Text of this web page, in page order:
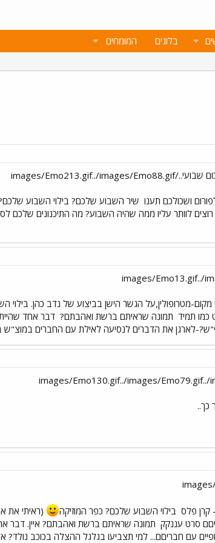
בלוגים המומחים
ושכולכם תענו שיר השבוע שלכם? בילוי השבוע
לוותר עליו ממה שהיה השבוע? מה התיכנונים שלכם
מקום-מטרופולין,על הגשר הישן בביצוע של נדב כהן.
כמו תמיד תמונה שראיתם ברשת ואהבתם? דבר אחד
לארגן את הדברים לנסיעה לאילת עם החברים במוצ"ש
כך..
קרן פלס בילוי השבוע שלכם? כפר המוזיקה
(ראיתי את
סרט עננקק תמונה שראיתם ברשת ואהבתם? איין. דבר
עם חבריםם... למי תצביעו בגלגל ההצלה בכוכב נולד?